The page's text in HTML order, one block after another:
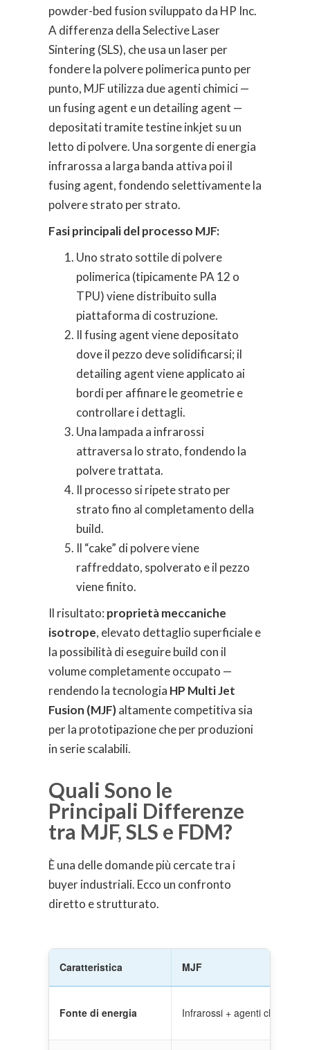
powder-bed fusion sviluppato da HP Inc.
A differenza della Selective Laser
Sintering (SLS), che usa un laser per
fondere la polvere polimerica punto per
punto, MJF utilizza due agenti chimici —
un fusing agent e un detailing agent —
depositati tramite testine inkjet su un
letto di polvere. Una sorgente di energia
infrarossa a larga banda attiva poi il
fusing agent, fondendo selettivamente la
polvere strato per strato.
Fasi principali del processo MJF:
Uno strato sottile di polvere
polimerica (tipicamente PA 12 o
TPU) viene distribuito sulla
piattaforma di costruzione.
Il fusing agent viene depositato
dove il pezzo deve solidificarsi; il
detailing agent viene applicato ai
bordi per affinare le geometrie e
controllare i dettagli.
Una lampada a infrarossi
attraversa lo strato, fondendo la
polvere trattata.
Il processo si ripete strato per
strato fino al completamento della
build.
Il “cake” di polvere viene
raffreddato, spolverato e il pezzo
viene finito.
Il risultato: proprietà meccaniche
isotrope, elevato dettaglio superficiale e
la possibilità di eseguire build con il
volume completamente occupato —
rendendo la tecnologia HP Multi Jet
Fusion (MJF)altamente competitiva sia
per la prototipazione che per produzioni
in serie scalabili.
Quali Sono le
Principali Differenze
tra MJF, SLS e FDM?
È una delle domande più cercate tra i
buyer industriali. Ecco un confronto
diretto e strutturato.
Caratteristica MJF
Fonte di energia Infrarossi + agenti chimici